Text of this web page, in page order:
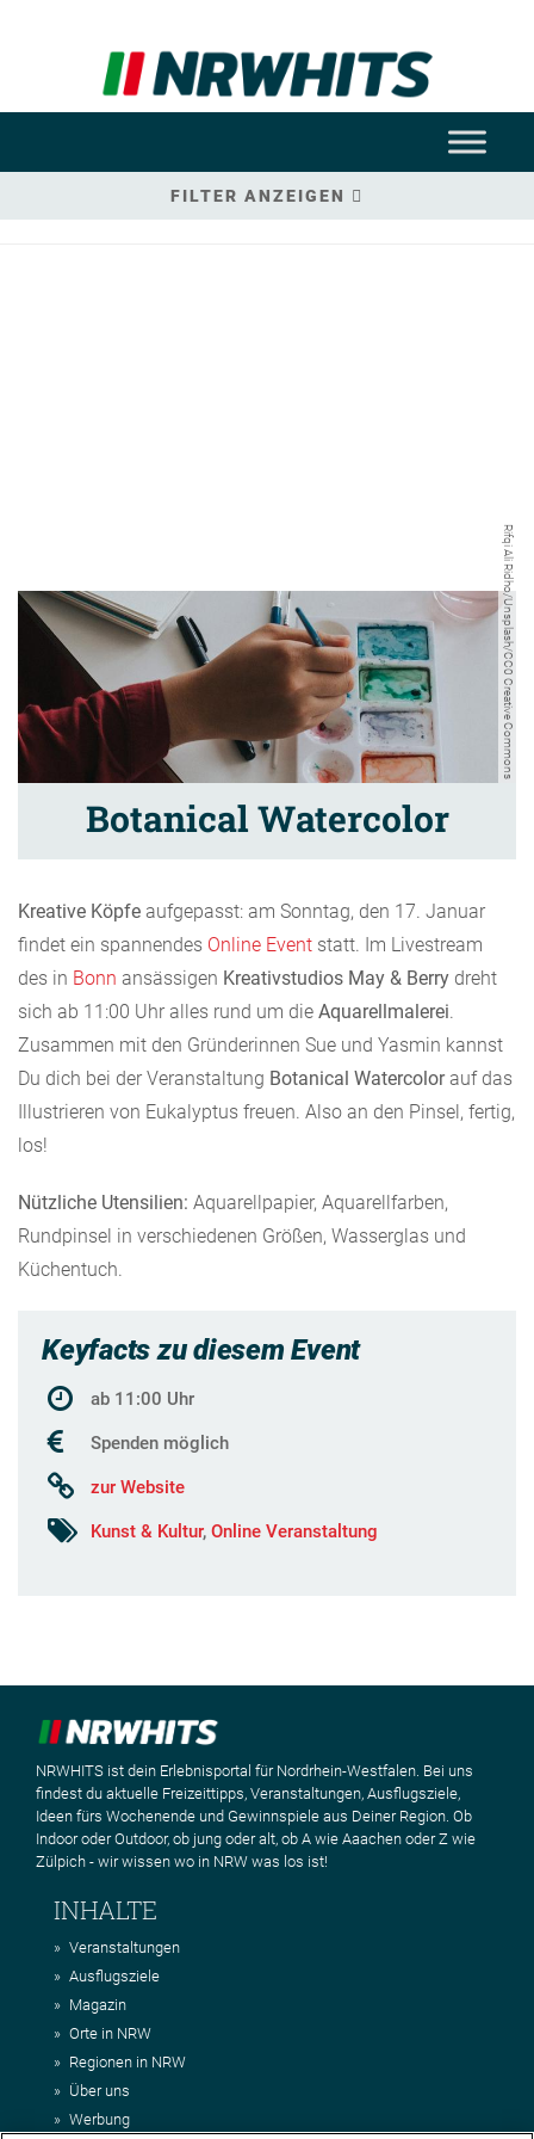
FILTER ANZEIGEN
Rifqi Ali Ridho/Unsplash/CC0 Creative Commons
Botanical Watercolor
Kreative Köpfe aufgepasst: am Sonntag, den 17. Januar
findet ein spannendes Online Event statt. Im Livestream
des in Bonn ansässigen Kreativstudios May & Berry dreht
sich ab 11:00 Uhr alles rund um die Aquarellmalerei
Zusammen mit den Gründerinnen Sue und Yasmin kannst
Du dich bei der Veranstaltung Botanical Watercolorauf das
Illustrieren von Eukalyptus freuen. Also an den Pinsel, fertig,
los!
Nützliche Utensilien: Aquarellpapier, Aquarellfarben,
Rundpinsel in verschiedenen Größen, Wasserglas und
Küchentuch.
Keyfacts zu diesem Event
ab 11:00 Uhr
Spenden möglich
zur Website
Kunst & Kultur, Online Veranstaltung
NRWHITS ist dein Erlebnisportal für Nordrhein-Westfalen. Bei uns
findest du aktuelle Freizeittipps, Veranstaltungen, Ausflugsziele,
Ideen fürs Wochenende und Gewinnspiele aus Deiner Region. Ob
Indoor oder Outdoor, ob jung oder alt, ob A wie Aaachen oder Z wie
Zülpich - wir wissen wo in NRW was los ist!
INHALTE
Veranstaltungen
Ausflugsziele
Magazin
Orte in NRW
Regionen in NRW
Über uns
Werbung